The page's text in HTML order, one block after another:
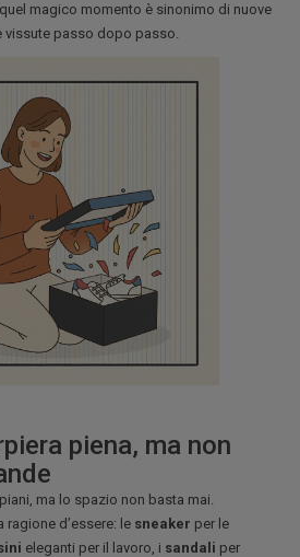
magico momento è sinonimo di nuove
vissute passo dopo passo.
piena, ma non
ma lo spazio non basta mai.
ragione d’essere: le sneaker per le
eleganti per il lavoro, i sandali per